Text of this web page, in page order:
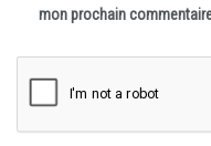
mon prochain